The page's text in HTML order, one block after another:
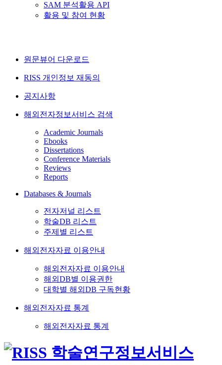
SAM 분석활용 API
활용 및 참여 현황
원문뷰어 다운로드
RISS 개인정보 재동의
공지사항
해외전자정보서비스 검색
Academic Journals
Ebooks
Dissertations
Conference Materials
Reviews
Reports
Databases & Journals
전자저널 리스트
학술DB 리스트
주제별 리스트
해외전자자료 이용안내
해외전자자료 이용안내
해외DB별 이용권한
대학별 해외DB 구독현황
해외전자자료 통계
해외전자자료 통계